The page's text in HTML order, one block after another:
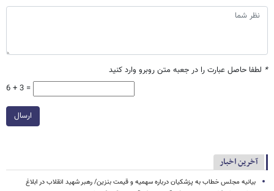
* لطفا حاصل عبارت را در جعبه متن روبرو وارد کنید
6 + 3 =
ارسال
آخرین اخبار
بیانیه مجلس خطاب به پزشکیان درباره سهمیه و قیمت بنزین/ رهبر شهید انقلاب در ابلاغ